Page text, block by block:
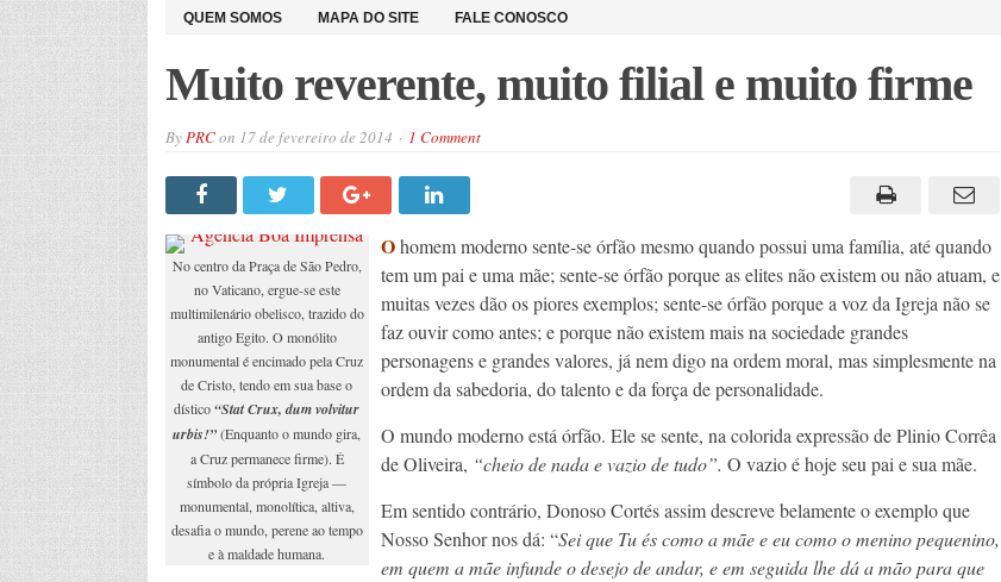
QUEM SOMOS MAPA DO SITE FALE CONOSCO
Muito reverente, muito filial e muito firme
ByPRCon 17 de fevereiro de 2014 1 Comment
No centro da Praça de São Pedro,
no Vaticano, ergue-se este
multimilenário obelisco, trazido do
antigo Egito. O monólito
monumental é encimado pela Cruz
de Cristo, tendo em sua base o
dístico“Stat Crux, dum volvitur
urbis!”(Enquanto o mundo gira,
a Cruz permanece firme). É
símbolo da própria Igreja —
monumental, monolítica, altiva,
desafia o mundo, perene ao tempo
e à maldade humana.
Ohomem moderno sente-se órfão mesmo quando possui uma família, até quando
tem um pai e uma mãe; sente-se órfão porque as elites não existem ou não atuam, e
muitas vezes dão os piores exemplos; sente-se órfão porque a voz da Igreja não se
faz ouvir como antes; e porque não existem mais na sociedade grandes
personagens e grandes valores, já nem digo na ordem moral, mas simplesmente na
ordem da sabedoria, do talento e da força de personalidade.
O mundo moderno está órfão. Ele se sente, na colorida expressão de Plinio Corrêa
de Oliveira, “cheio de nada e vazio de tudo”. O vazio é hoje seu pai e sua mãe.
Em sentido contrário, Donoso Cortés assim descreve belamente o exemplo que
Nosso Senhor nos dá: “Sei que Tu és como a mãe e eu como o menino pequenino,
em quem a mãe infunde o desejo de andar, e em seguida lhe dá a mão para que